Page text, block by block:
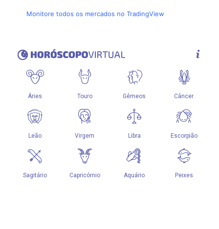
Monitore todos os mercados no TradingView